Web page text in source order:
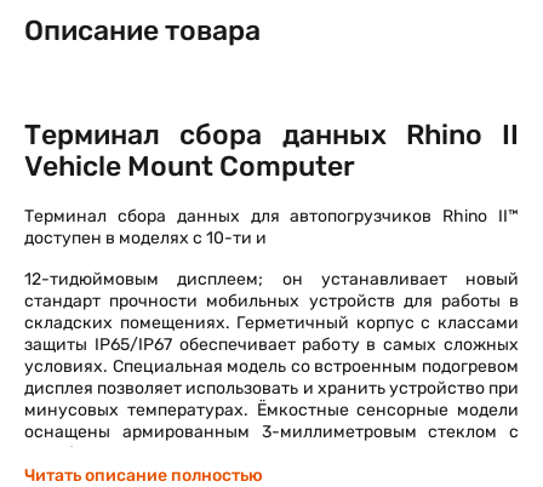
Описание товара
Терминал сбора данных Rhino II
Vehicle Mount Computer
Терминал сбора данных для автопогрузчиков Rhino II™
доступен в моделях с 10-ти и
12-тидюймовым дисплеем; он устанавливает новый
стандарт прочности мобильных устройств для работы в
складских помещениях. Герметичный корпус с классами
защиты IP65/IP67 обеспечивает работу в самых сложных
условиях. Специальная модель со встроенным подогревом
дисплея позволяет использовать и хранить устройство при
минусовых температурах. Ёмкостные сенсорные модели
оснащены армированным 3-миллиметровым стеклом с
антибликовым покрытием, что позволяет пользователю
работать в перчатках.
Читать описание полностью